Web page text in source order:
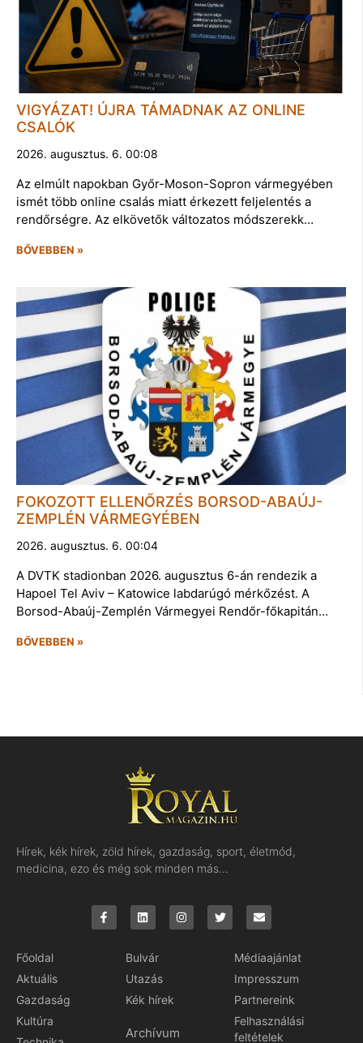
VIGYÁZAT! ÚJRA TÁMADNAK AZ ONLINE
CSALÓK
2026. augusztus. 6. 00:08
Az elmúlt napokban Győr-Moson-Sopron vármegyében
ismét több online csalás miatt érkezett feljelentés a
rendőrségre. Az elkövetők változatos módszerekk…
BŐVEBBEN »
FOKOZOTT ELLENŐRZÉS BORSOD-ABAÚJ-
ZEMPLÉN VÁRMEGYÉBEN
2026. augusztus. 6. 00:04
A DVTK stadionban 2026. augusztus 6-án rendezik a
Hapoel Tel Aviv – Katowice labdarúgó mérkőzést. A
Borsod-Abaúj-Zemplén Vármegyei Rendőr-főkapitán…
BŐVEBBEN »
Hírek, kék hírek, zöld hírek, gazdaság, sport, életmód,
medicina, ezo és még sok minden más…
Főoldal
Aktuális
Gazdaság
Kultúra
Bulvár
Utazás
Kék hírek
Archívum
Médiaajánlat
Impresszum
Partnereink
Felhasználási
feltételek